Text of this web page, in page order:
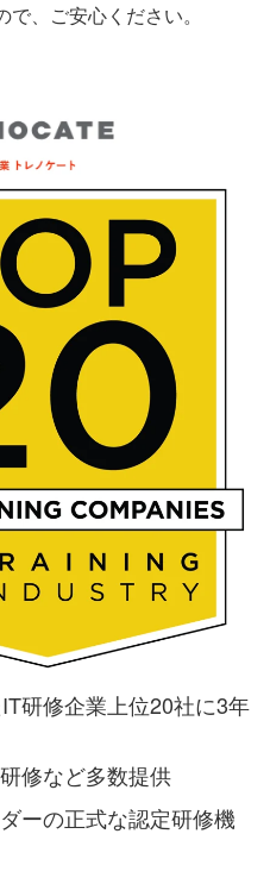
、ご安心ください。
研修企業上位20社に3年
修など多数提供
ーの正式な認定研修機